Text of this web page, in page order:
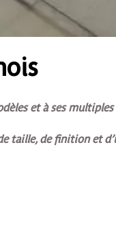
et à ses
taille, de finition et